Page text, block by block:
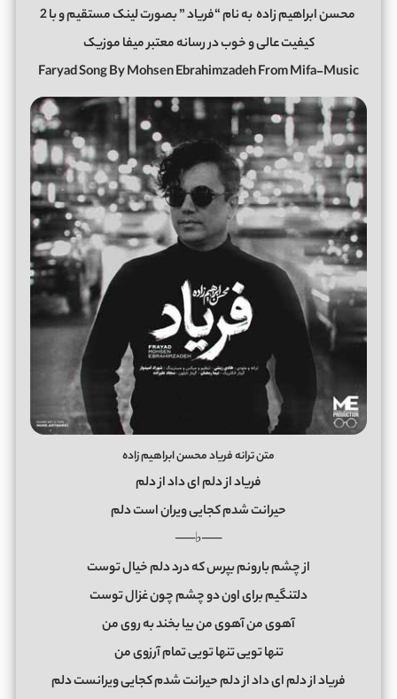
محسن ابراهیم زاده
به نام “فریاد ” بصورت لینک مستقیم و با 2
کیفیت عالی و خوب در رسانه معتبر میفا موزیک
Faryad Song By Mohsen Ebrahimzadeh From Mifa-Music
متن ترانه فریاد محسن ابراهیم زاده
فریاد از دلم ای داد از دلم
حیرانت شدم کجایی ویران است دلم
──♭──
از چشم بارونم بپرس که درد دلم خیال توست
دلتنگیم برای اون دو چشم چون غزال توست
آهوی من آهوی من بیا بخند به روی من
تنها تویی تنها تویی تمام آرزوی من
فریاد از دلم ای داد از دلم حیرانت شدم کجایی ویرانست دلم